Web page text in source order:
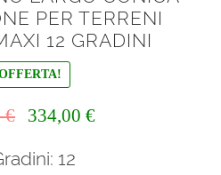
PER TERRENI
12 GRADINI
€
originale
334,00 €Il
12